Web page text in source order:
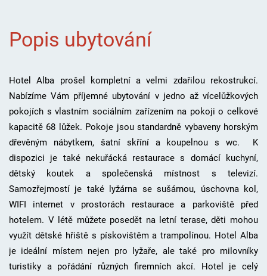
Popis ubytování
Hotel Alba prošel kompletní a velmi zdařilou rekostrukcí.
Nabízíme Vám příjemné ubytování v jedno až vícelůžkových
pokojích s vlastním sociálním zařízením na pokoji o celkové
kapacitě 68 lůžek. Pokoje jsou standardně vybaveny horským
dřevěným nábytkem, šatní skříní a koupelnou s wc. K
dispozici je také nekuřácká restaurace s domácí kuchyní,
dětský koutek a společenská místnost s televizí.
Samozřejmostí je také lyžárna se sušárnou, úschovna kol,
WIFI internet v prostorách restaurace a parkoviště před
hotelem. V létě můžete posedět na letní terase, děti mohou
využít dětské hřiště s pískovištěm a trampolínou. Hotel Alba
je ideální místem nejen pro lyžaře, ale také pro milovníky
turistiky a pořádání různých firemních akcí.
Hotel je celý